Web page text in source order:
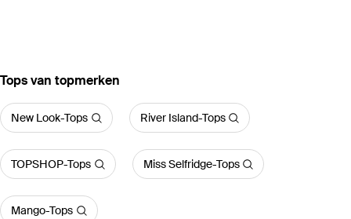
‪Tops‬ van topmerken
New Look-Tops River Island-Tops
TOPSHOP-Tops Miss Selfridge-Tops
Mango-Tops